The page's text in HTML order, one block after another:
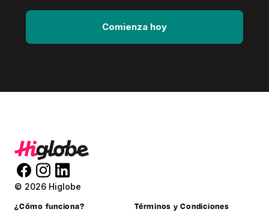
Comienza hoy
© 2026 Higlobe
¿Cómo funciona? Términos y Condiciones